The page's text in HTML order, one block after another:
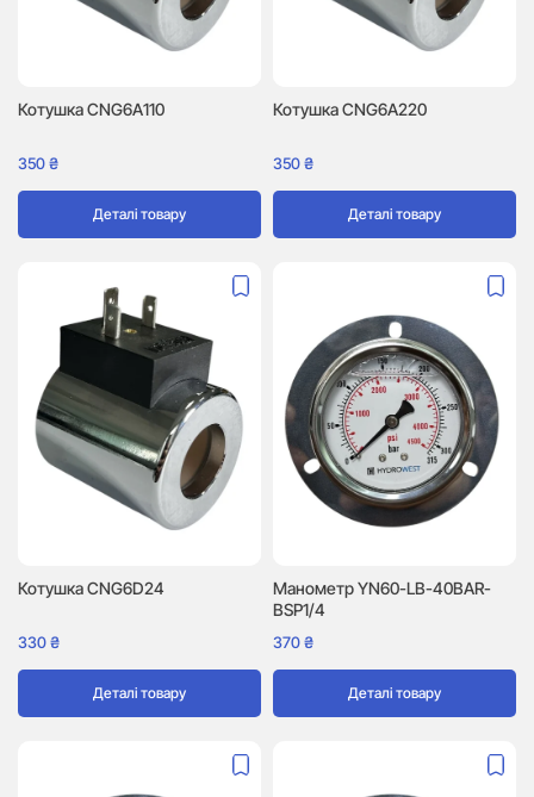
Котушка CNG6A110
350₴
Деталі товару
Котушка CNG6A220
350₴
Деталі товару
Котушка CNG6D24
330₴
Деталі товару
Манометр YN60-LB-40BAR-
BSP1/4
370₴
Деталі товару